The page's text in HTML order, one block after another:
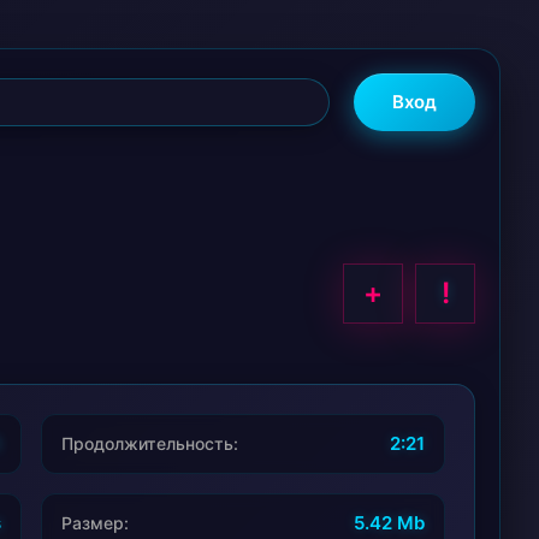
Вход
+ !
Продолжительность: 2:21
Размер: 5.42 Mb